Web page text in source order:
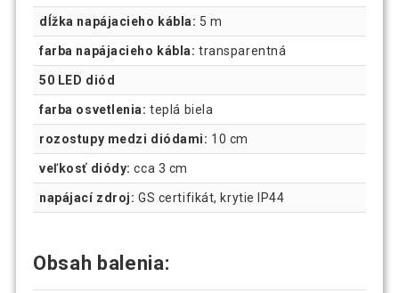
dĺžka napájacieho kábla: 5 m
farba napájacieho kábla: transparentná
50 LED diód
farba osvetlenia: teplá biela
rozostupy medzi diódami: 10 cm
veľkosť diódy: cca 3 cm
napájací zdroj: GS certifikát, krytie IP44
Obsah balenia: